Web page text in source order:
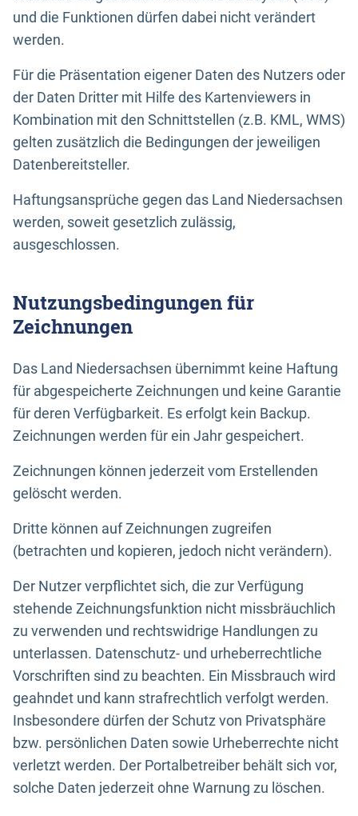
und die Funktionen dürfen dabei nicht verändert
werden.
Für die Präsentation eigener Daten des Nutzers oder
der Daten Dritter mit Hilfe des Kartenviewers in
Kombination mit den Schnittstellen (z.B. KML, WMS)
gelten zusätzlich die Bedingungen der jeweiligen
Datenbereitsteller.
Haftungsansprüche gegen das Land Niedersachsen
werden, soweit gesetzlich zulässig,
ausgeschlossen.
Nutzungsbedingungen für
Zeichnungen
Das Land Niedersachsen übernimmt keine Haftung
für abgespeicherte Zeichnungen und keine Garantie
für deren Verfügbarkeit. Es erfolgt kein Backup.
Zeichnungen werden für ein Jahr gespeichert.
Zeichnungen können jederzeit vom Erstellenden
gelöscht werden.
Dritte können auf Zeichnungen zugreifen
(betrachten und kopieren, jedoch nicht verändern).
Der Nutzer verpflichtet sich, die zur Verfügung
stehende Zeichnungsfunktion nicht missbräuchlich
zu verwenden und rechtswidrige Handlungen zu
unterlassen. Datenschutz- und urheberrechtliche
Vorschriften sind zu beachten. Ein Missbrauch wird
geahndet und kann strafrechtlich verfolgt werden.
Insbesondere dürfen der Schutz von Privatsphäre
bzw. persönlichen Daten sowie Urheberrechte nicht
verletzt werden. Der Portalbetreiber behält sich vor,
solche Daten jederzeit ohne Warnung zu löschen.